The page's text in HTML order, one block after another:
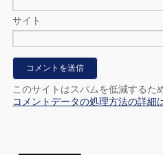
サイト
このサイトはスパムを低減するた
コメントデータの処理方法の詳細